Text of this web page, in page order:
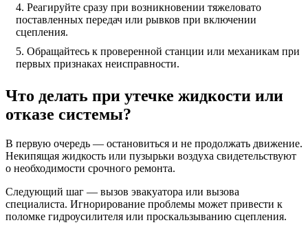
Реагируйте сразу при возникновении тяжеловато
поставленных передач или рывков при включении
сцепления.
Обращайтесь к проверенной станции или механикам при
первых признаках неисправности.
Что делать при утечке жидкости или
отказе системы?
В первую очередь — остановиться и не продолжать движение.
Некипящая жидкость или пузырьки воздуха свидетельствуют
о необходимости срочного ремонта.
Следующий шаг — вызов эвакуатора или вызова
специалиста. Игнорирование проблемы может привести к
поломке гидроусилителя или проскальзыванию сцепления.